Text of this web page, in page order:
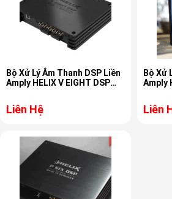
Bộ Xử Lý Âm Thanh DSP Liền
Amply HELIX V EIGHT DSP
Liên Hệ
Bộ Xử
Amply
Liên